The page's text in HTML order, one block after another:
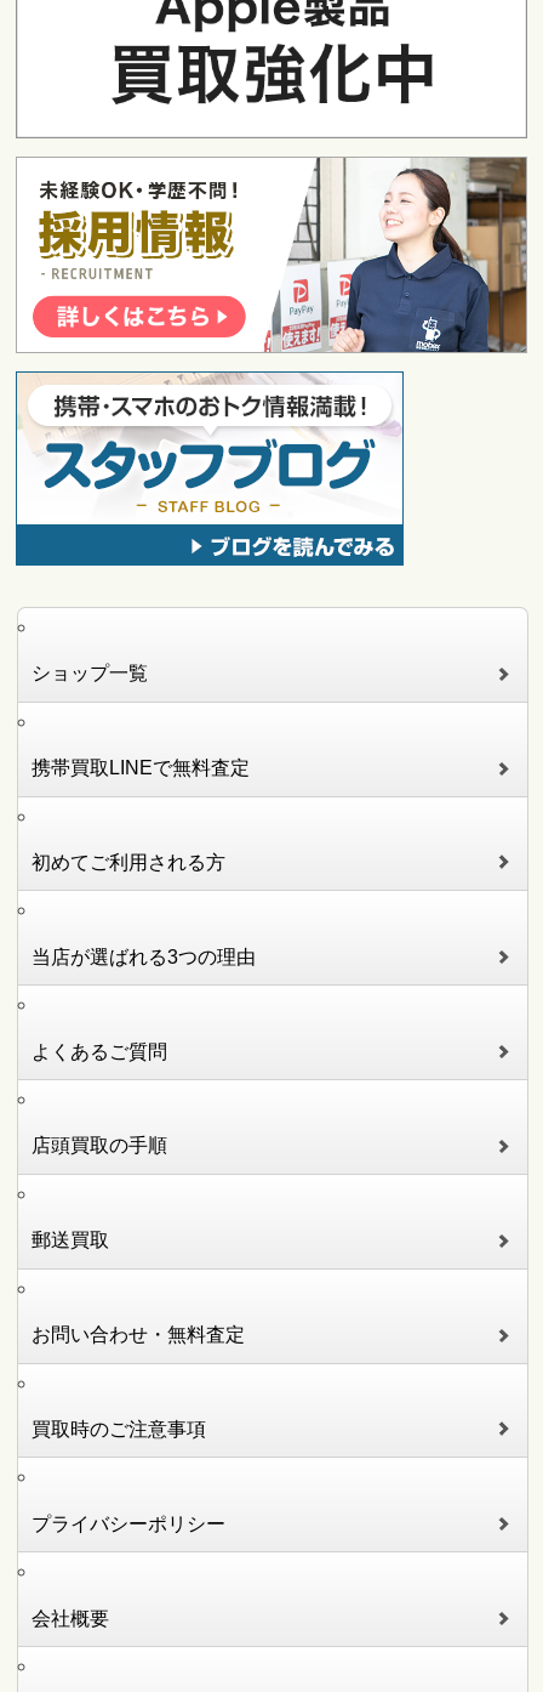
ショップ一覧
携帯買取LINEで無料査定
初めてご利用される方
当店が選ばれる3つの理由
よくあるご質問
店頭買取の手順
郵送買取
お問い合わせ・無料査定
買取時のご注意事項
プライバシーポリシー
会社概要